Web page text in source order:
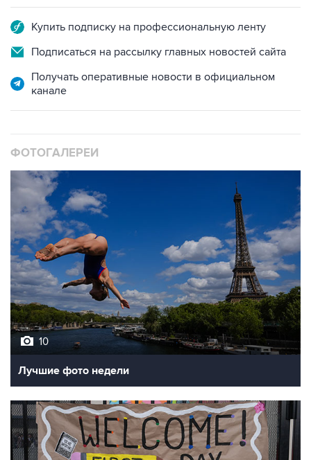
Подписаться на рассылку главных новостей сайта
Получать оперативные новости в официальном
10
Лучшие фото недели